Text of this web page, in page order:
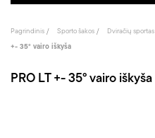
Pagrindinis Sporto šakos Dviračių sportas
+- 35° vairo iškyša
PRO LT +- 35° vairo iškyša